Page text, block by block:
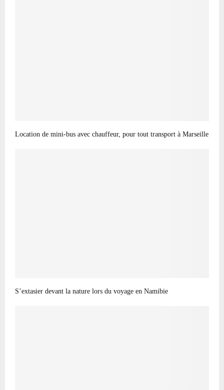
Location de mini-bus avec chauffeur, pour tout transport à Marseille
S’extasier devant la nature lors du voyage en Namibie